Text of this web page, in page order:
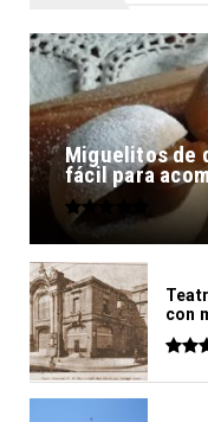
Miguelitos de
fácil para
con